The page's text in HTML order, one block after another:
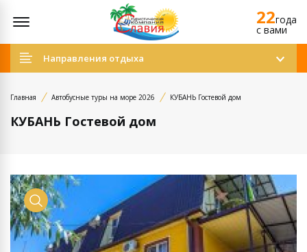
22года
c вами
Направления отдыха
Главная Автобусные туры на море 2026 КУБАНЬ Гостевой дом
КУБАНЬ Гостевой дом
Просмотр